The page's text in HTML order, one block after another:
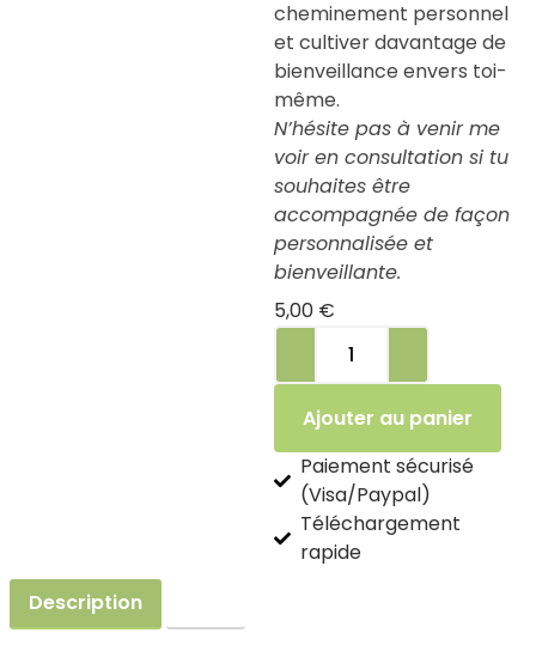
cheminement personnel
et cultiver davantage de
bienveillance envers toi-
même.
N’hésite pas à venir me
voir en consultation si tu
souhaites être
accompagnée de façon
personnalisée et
bienveillante.
5,00 €
Ajouter au panier
Paiement sécurisé
(Visa/Paypal)
Téléchargement
rapide
Description